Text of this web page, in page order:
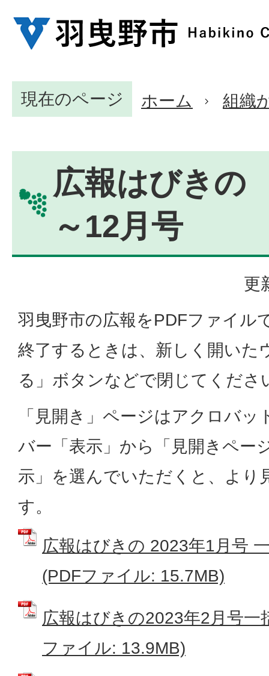
現在のページ ホーム 組織
広報はびきの
～12月号
更
羽曳野市の広報をPDFファイル
終了するときは、新しく開いた
る」ボタンなどで閉じてくださ
「見開き」ページはアクロバ
バー「表示」から「見開きペー
示」を選んでいただくと、より
す。
広報はびきの 2023年1月号
(PDFファイル: 15.7MB)
広報はびきの2023年2月号一
ファイル: 13.9MB)